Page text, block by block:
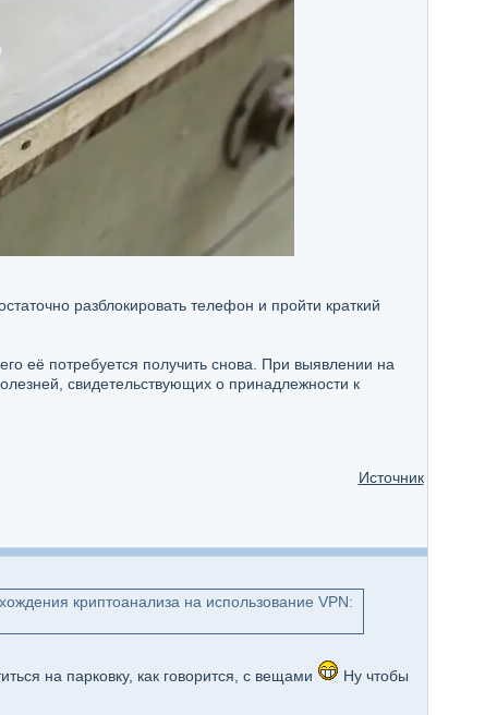
разблокировать телефон и пройти краткий
её потребуется получить снова. При выявлении на
свидетельствующих о принадлежности к
Источник
криптоанализа на использование VPN:
на парковку, как говорится, с вещами
Ну чтобы